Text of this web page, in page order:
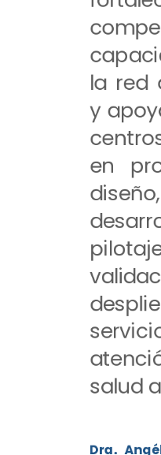
la red
y
en
diseño,
salud
Dra.